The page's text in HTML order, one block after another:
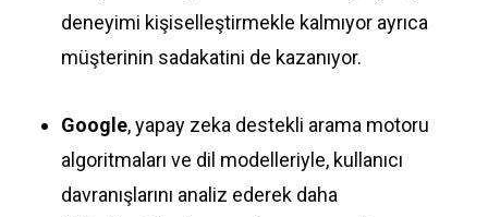
deneyimi kişiselleştirmekle kalmıyor ayrıca
müşterinin sadakatini de kazanıyor.
Google, yapay zeka destekli arama motoru
algoritmaları ve dil modelleriyle, kullanıcı
davranışlarını analiz ederek daha